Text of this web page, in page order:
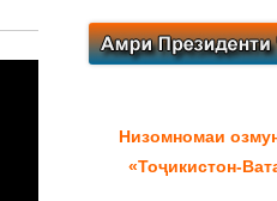
Низомномаи
«Тоҷикистон-